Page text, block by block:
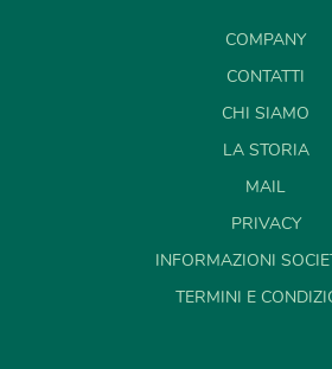
COMPANY
CONTATTI
CHI SIAMO
LA STORIA
MAIL
PRIVACY
INFORMAZIONI
TERMINI E